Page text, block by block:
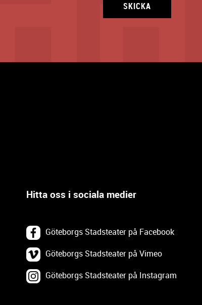
SKICKA
Hitta oss i sociala medier
Göteborgs Stadsteater på Facebook
Göteborgs Stadsteater på Vimeo
Göteborgs Stadsteater på Instagram